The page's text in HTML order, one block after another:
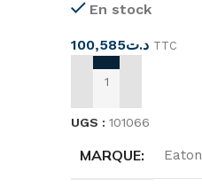
En stock
د.ت100,585 TTC
AJOUTER AU PANIER
UGS :101066
MARQUE Eaton